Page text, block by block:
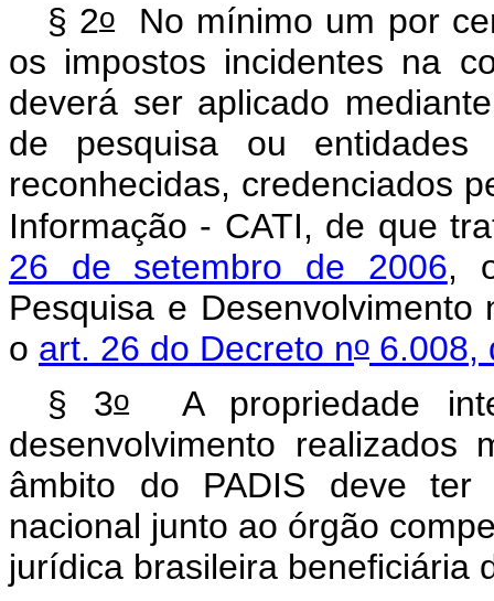
§ 2oNo mínimo um por
os impostos incidentes na
deverá ser aplicado
de pesquisa ou
reconhecidas, credenciados
Informação - CATI, de que
26 de setembro de 2006,
Pesquisa e
o art. 26 do Decreto no 6.008,
§ 3oA propriedade
desenvolvimento realizados
âmbito do PADIS deve ter
nacional junto ao órgão
jurídica brasileira beneficiária